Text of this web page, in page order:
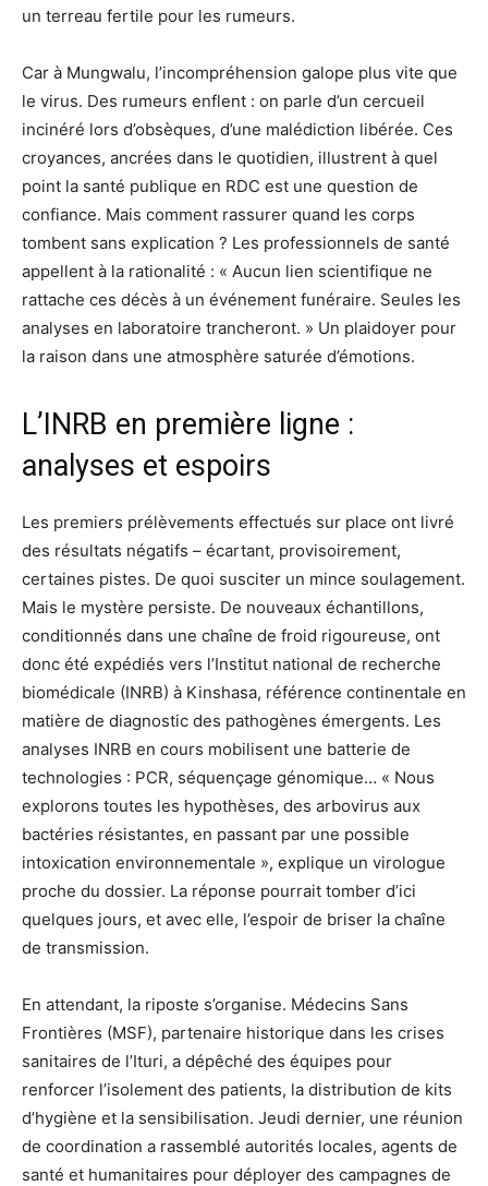
un terreau fertile pour les rumeurs.
Car à Mungwalu, l’incompréhension galope plus vite que
le virus. Des rumeurs enflent : on parle d’un cercueil
incinéré lors d’obsèques, d’une malédiction libérée. Ces
croyances, ancrées dans le quotidien, illustrent à quel
point la santé publique en RDC est une question de
confiance. Mais comment rassurer quand les corps
tombent sans explication ? Les professionnels de santé
appellent à la rationalité : « Aucun lien scientifique ne
rattache ces décès à un événement funéraire. Seules les
analyses en laboratoire trancheront. » Un plaidoyer pour
la raison dans une atmosphère saturée d’émotions.
L’INRB en première ligne :
analyses et espoirs
Les premiers prélèvements effectués sur place ont livré
des résultats négatifs – écartant, provisoirement,
certaines pistes. De quoi susciter un mince soulagement.
Mais le mystère persiste. De nouveaux échantillons,
conditionnés dans une chaîne de froid rigoureuse, ont
donc été expédiés vers l’Institut national de recherche
biomédicale (INRB) à Kinshasa, référence continentale en
matière de diagnostic des pathogènes émergents. Les
analyses INRB en cours mobilisent une batterie de
technologies : PCR, séquençage génomique… « Nous
explorons toutes les hypothèses, des arbovirus aux
bactéries résistantes, en passant par une possible
intoxication environnementale », explique un virologue
proche du dossier. La réponse pourrait tomber d’ici
quelques jours, et avec elle, l’espoir de briser la chaîne
de transmission.
En attendant, la riposte s’organise. Médecins Sans
Frontières (MSF), partenaire historique dans les crises
sanitaires de l’Ituri, a dépêché des équipes pour
renforcer l’isolement des patients, la distribution de kits
d’hygiène et la sensibilisation. Jeudi dernier, une réunion
de coordination a rassemblé autorités locales, agents de
santé et humanitaires pour déployer des campagnes de